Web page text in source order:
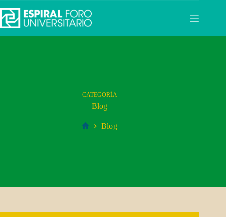
al
contenido
CATEGORÍA
Blog
Blog